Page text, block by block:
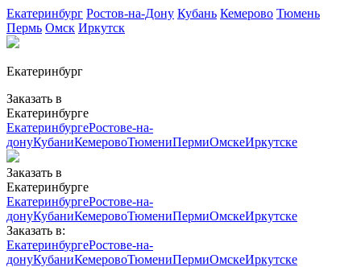
Екатеринбург Ростов-на-Дону Кубань Кемерово Тюмень
Пермь Омск Иркутск
Екатеринбург
Заказать в
Екатеринбурге
ЕкатеринбургеРостове-на-
донуКубаниКемеровоТюмениПермиОмскеИркутске
Заказать в
Екатеринбурге
ЕкатеринбургеРостове-на-
донуКубаниКемеровоТюмениПермиОмскеИркутске
Заказать в:
ЕкатеринбургеРостове-на-
донуКубаниКемеровоТюмениПермиОмскеИркутске